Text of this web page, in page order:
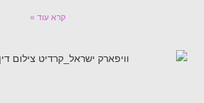
קרא עוד »